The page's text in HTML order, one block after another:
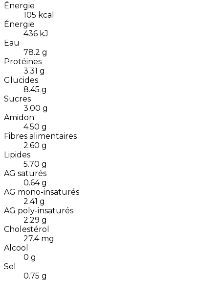
Énergie
105 kcal
Énergie
436 kJ
Eau
78.2 g
Protéines
3.31 g
Glucides
8.45 g
Sucres
3.00 g
Amidon
4.50 g
Fibres alimentaires
2.60 g
Lipides
5.70 g
AG saturés
0.64 g
AG mono-insaturés
2.41 g
AG poly-insaturés
2.29 g
Cholestérol
27.4 mg
Alcool
0 g
Sel
0.75 g